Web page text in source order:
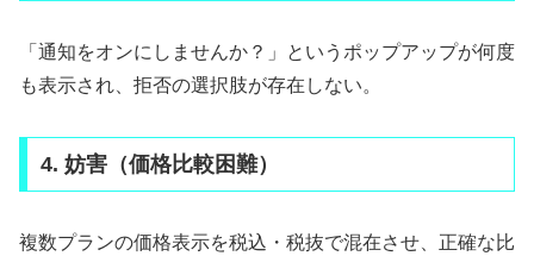
「通知をオンにしませんか？」というポップアップが何度
も表示され、拒否の選択肢が存在しない。
4. 妨害（価格比較困難）
複数プランの価格表示を税込・税抜で混在させ、正確な比